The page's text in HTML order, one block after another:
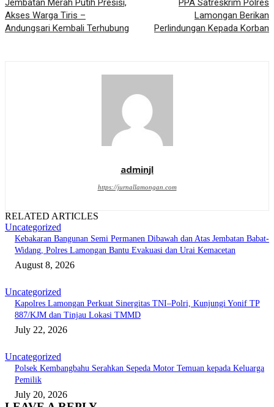
Jembatan Merah Putih Presisi,
Akses Warga Tiris –
Andungsari Kembali Terhubung
PPA Satreskrim Polres
Lamongan Berikan
Perlindungan Kepada Korban
adminjl
https://jurnallamongan.com
RELATED ARTICLES
Uncategorized
Kebakaran Bangunan Semi Permanen Dibawah dan Atas Jembatan Babat-
Widang, Polres Lamongan Bantu Evakuasi dan Urai Kemacetan
August 8, 2026
Uncategorized
Kapolres Lamongan Perkuat Sinergitas TNI–Polri, Kunjungi Yonif TP
887/KJM dan Tinjau Lokasi TMMD
July 22, 2026
Uncategorized
Polsek Kembangbahu Serahkan Sepeda Motor Temuan kepada Keluarga
Pemilik
July 20, 2026